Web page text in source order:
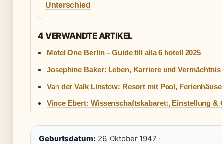
Unterschied
4 VERWANDTE ARTIKEL
Motel One Berlin – Guide till alla 6 hotell 2025
Josephine Baker: Leben, Karriere und Vermächtnis
Van der Valk Linstow: Resort mit Pool,
Vince Ebert: Wissenschaftskabarett, Einstellung &
Geburtsdatum: 26. Oktober 1947 ·